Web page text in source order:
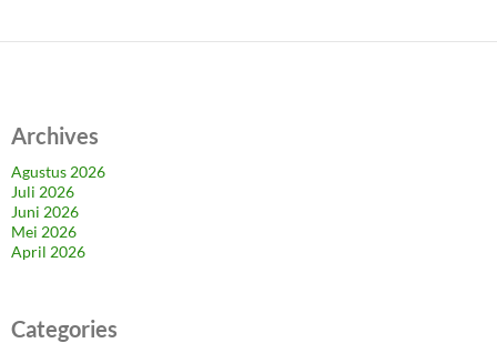
Archives
Agustus 2026
Juli 2026
Juni 2026
Mei 2026
April 2026
Categories